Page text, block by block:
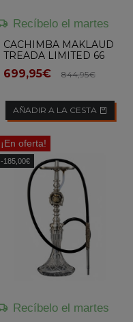
Recíbelo el martes
CACHIMBA MAKLAUD
TREADA LIMITED 66
PCS
699,95€ 844,95€
AÑADIR A LA CESTA
¡En oferta!
-185,00€
Recíbelo el martes